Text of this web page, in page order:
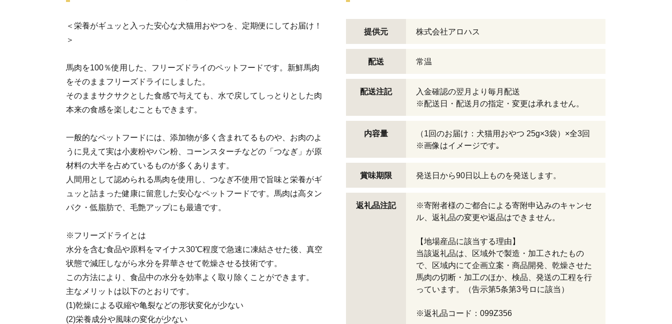
＜栄養がギュッと入った安心な犬猫用おやつを、定期便にしてお届け！
＞
馬肉を100％使用した、フリーズドライのペットフードです。新鮮馬肉
をそのままフリーズドライにしました。
そのままサクサクとした食感で与えても、水で戻してしっとりとした肉
本来の食感を楽しむこともできます。
一般的なペットフードには、添加物が多く含まれてるものや、お肉のよ
うに見えて実は小麦粉やパン粉、コーンスターチなどの「つなぎ」が原
材料の大半を占めているものが多くあります。
人間用として認められる馬肉を使用し、つなぎ不使用で旨味と栄養がギ
ュッと詰まった健康に留意した安心なペットフードです。馬肉は高タン
パク・低脂肪で、毛艶アップにも最適です。
※フリーズドライとは
水分を含む食品や原料をマイナス30℃程度で急速に凍結させた後、真空
状態で減圧しながら水分を昇華させて乾燥させる技術です。
この方法により、食品中の水分を効率よく取り除くことができます。
主なメリットは以下のとおりです。
(1)乾燥による収縮や亀裂などの形状変化が少ない
(2)栄養成分や風味の変化が少ない
提供元 株式会社アロハス
配送 常温
配送注記
入金確認の翌月より毎月配送
※配送日・配送月の指定・変更は承れません。
内容量
（1回のお届け：犬猫用おやつ 25g×3袋）×全3回
※画像はイメージです｡
賞味期限 発送日から90日以上ものを発送します。
返礼品注記
※寄附者様のご都合による寄附申込みのキャンセ
ル、返礼品の変更や返品はできません。
【地場産品に該当する理由】
当該返礼品は、区域外で製造・加工されたもの
で、区域内にて企画立案・商品開発、乾燥させた
馬肉の切断・加工のほか、検品、発送の工程を行
っています。（告示第5条第3号ロに該当）
※返礼品コード：099Z356